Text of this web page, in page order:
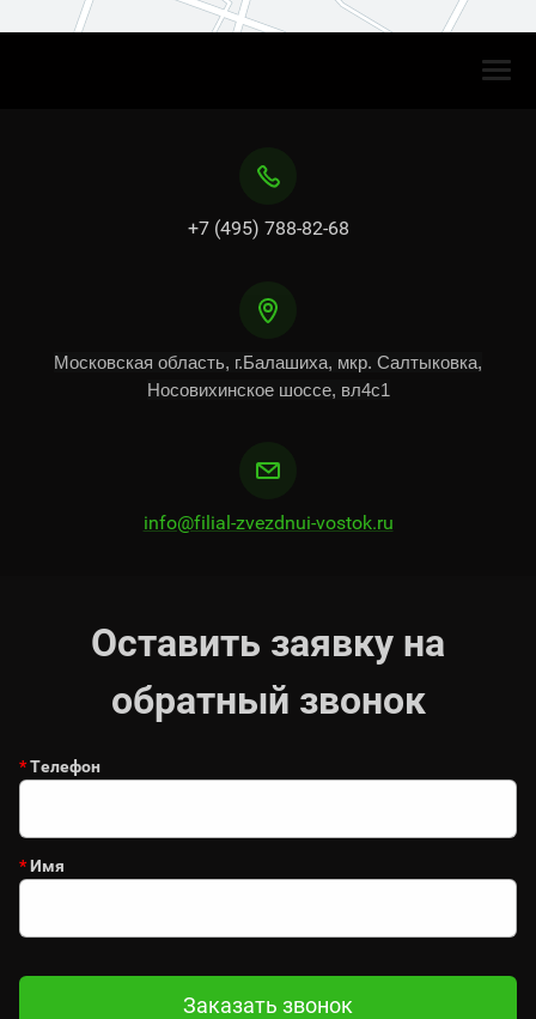
ЖБИ
+7 (495) 788-82-68
Московская область, г.Балашиха, мкр. Салтыковка,
Носовихинское шоссе, вл4с1
info@filial-zvezdnui-vostok.ru
Оставить заявку на
обратный звонок
*Телефон
*Имя
Заказать звонок